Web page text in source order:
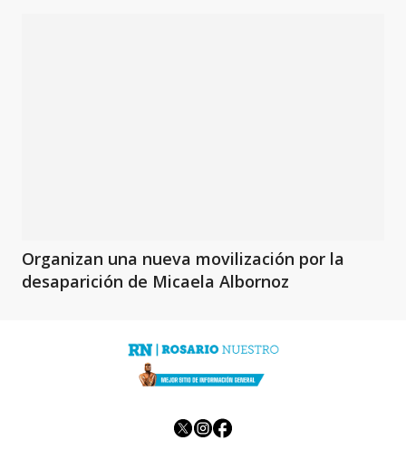
Organizan una nueva movilización por la
desaparición de Micaela Albornoz